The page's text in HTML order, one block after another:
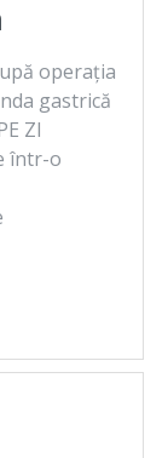
operația
gastrică
ZI
într-o